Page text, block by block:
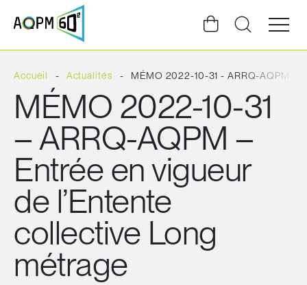
Ouvrir
la
du
Accueil Actualités MÉMO 2022-10-31 - ARRQ-AQPM –
MÉMO 2022-10-31
– ARRQ-AQPM –
Entrée en vigueur
de l’Entente
collective Long
métrage